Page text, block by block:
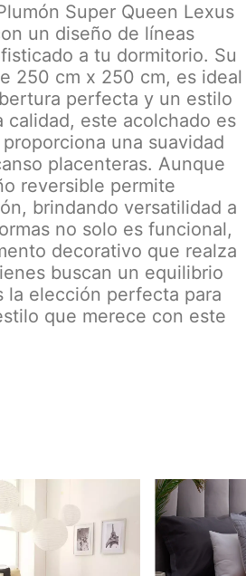
Super Queen Lexus
un diseño de líneas
a tu dormitorio. Su
250 cm x 250 cm, es ideal
perfecta y un estilo
este acolchado es
una suavidad
placenteras. Aunque
reversible permite
brindando versatilidad a
no solo es funcional,
decorativo que realza
buscan un equilibrio
elección perfecta para
que merece con este